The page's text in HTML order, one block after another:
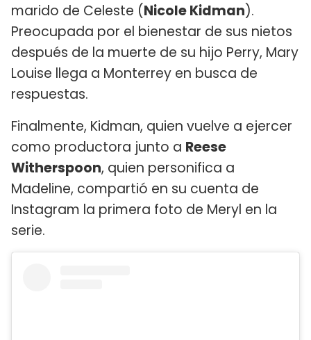
marido de Celeste (Nicole Kidman).
Preocupada por el bienestar de sus nietos
después de la muerte de su hijo Perry, Mary
Louise llega a Monterrey en busca de
respuestas.
Finalmente, Kidman, quien vuelve a ejercer
como productora junto a Reese
Witherspoon, quien personifica a
Madeline, compartió en su cuenta de
Instagram la primera foto de Meryl en la
serie.